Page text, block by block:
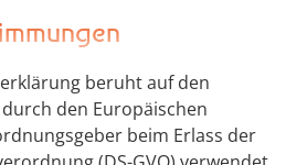
beruht auf den
den Europäischen
beim Erlass der